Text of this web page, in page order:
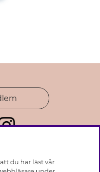
du har läst vår